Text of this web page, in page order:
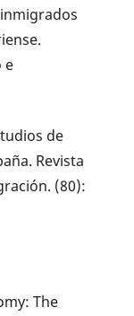
e
de
Revista
(80):
The